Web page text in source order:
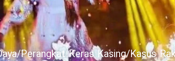
Perangkat Keras Kasing/Kasus